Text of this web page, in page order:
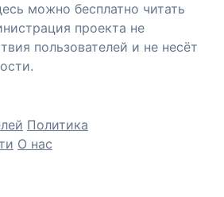
можно бесплатно читать
проекта не
пользователей и не несёт
Политика
О нас